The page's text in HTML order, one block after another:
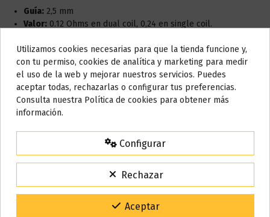
Guía:2,5 mm
Valor:0.12 Ohms en dual coil, 0,24 en single coil.
Dispositivos recomendados:Recomendadas para
mecánicos y electrónicos.
Pack de 2 resistencias.
Incluye: Algodón, wraps 18650, y manual.
Detalles del producto
Do not show again.
AVISO IMPORTANTE
Nos tomamos unos días
Todos los pedidos realizados desde el
15% de descuento
Para agradecerte la espera durante estos días.
Código:VACACIONES15
Gracias por tu paciencia y por seguir confiando en nosotros.
Utilizamos cookies necesarias para que la tienda funcione y,
con tu permiso, cookies de analítica y marketing para medir
el uso de la web y mejorar nuestros servicios. Puedes
aceptar todas, rechazarlas o configurar tus preferencias.
Consulta nuestra Política de cookies para obtener más
información.
Configurar
Rechazar
Aceptar